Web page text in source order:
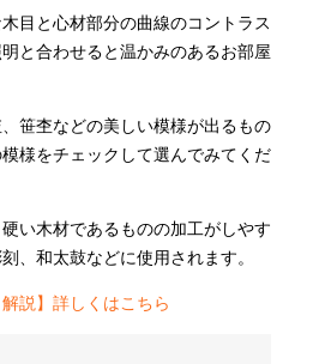
目と心材部分の曲線のコントラス
と合わせると温かみのあるお部屋
笹杢などの美しい模様が出るもの
様をチェックして選んでみてくだ
い木材であるものの加工がしやす
、和太鼓などに使用されます。
説】詳しくはこちら